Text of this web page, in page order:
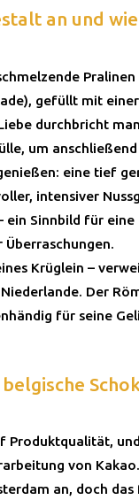
an und
gefüllt mit
durchbricht
um
eine tief
intensiver
ein Sinnbild für eine
Krüglein –
Der
für seine
Produktqualität,
von
an, doch